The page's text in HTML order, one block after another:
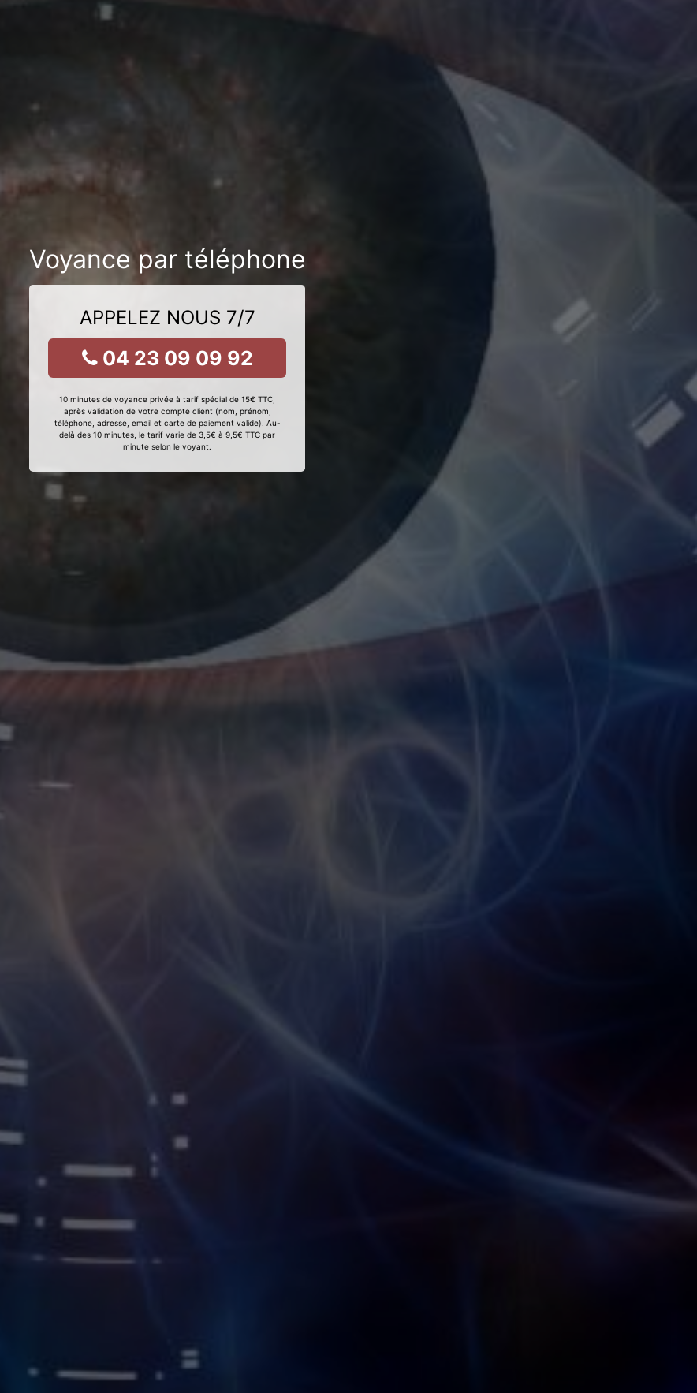
Voyance par téléphone
APPELEZ NOUS 7/7
04 23 09 09 92
10 minutes de voyance privée à tarif spécial de 15€ TTC,
après validation de votre compte client (nom, prénom,
téléphone, adresse, email et carte de paiement valide). Au-
delà des 10 minutes, le tarif varie de 3,5€ à 9,5€ TTC par
minute selon le voyant.